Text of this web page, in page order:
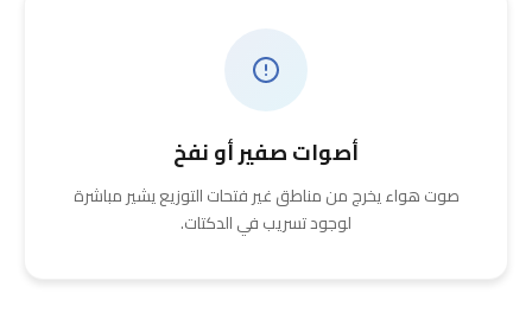
أصوات صفير أو نفخ
صوت هواء يخرج من مناطق غير فتحات التوزيع يشير مباشرة
لوجود تسريب في الدكتات.